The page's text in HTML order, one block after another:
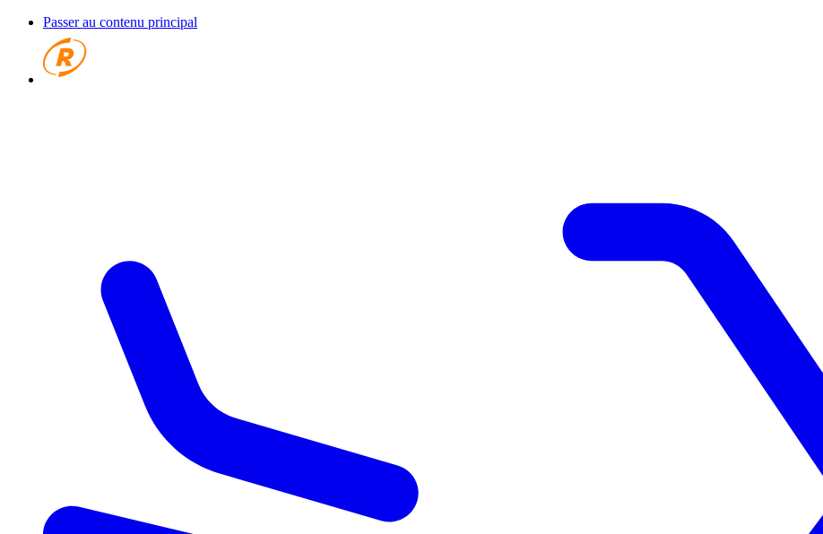
Passer au contenu principal